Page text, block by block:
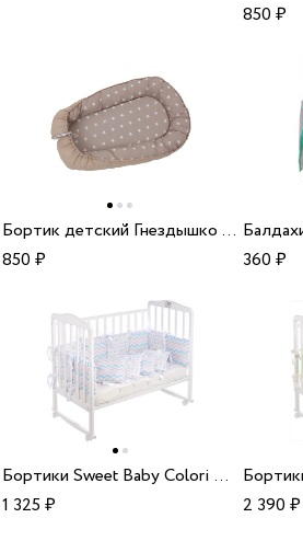
850₽
Бортик детский Гнездышко Polini kids Звезды макиато
850₽
360₽
Бортики Sweet Baby Colori Bianco 12 частей белый
1 325₽
2 390₽